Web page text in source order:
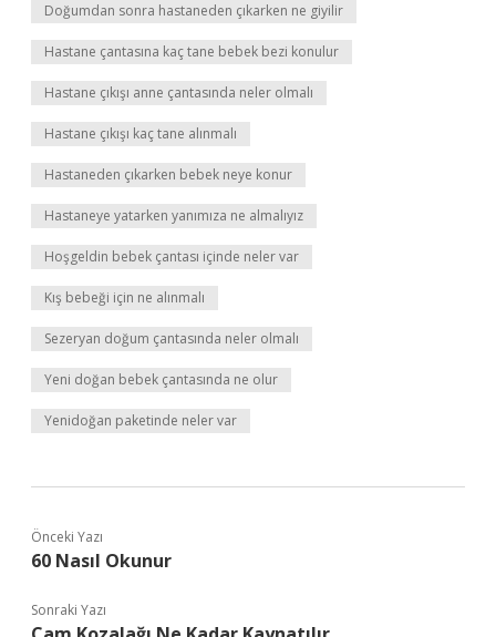
Doğumdan sonra hastaneden çıkarken ne giyilir
Hastane çantasına kaç tane bebek bezi konulur
Hastane çıkışı anne çantasında neler olmalı
Hastane çıkışı kaç tane alınmalı
Hastaneden çıkarken bebek neye konur
Hastaneye yatarken yanımıza ne almalıyız
Hoşgeldin bebek çantası içinde neler var
Kış bebeği için ne alınmalı
Sezeryan doğum çantasında neler olmalı
Yeni doğan bebek çantasında ne olur
Yenidoğan paketinde neler var
Önceki Yazı
60 Nasıl Okunur
Sonraki Yazı